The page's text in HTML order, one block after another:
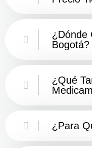
¿Dónde
Bogotá?
¿Qué
¿Para